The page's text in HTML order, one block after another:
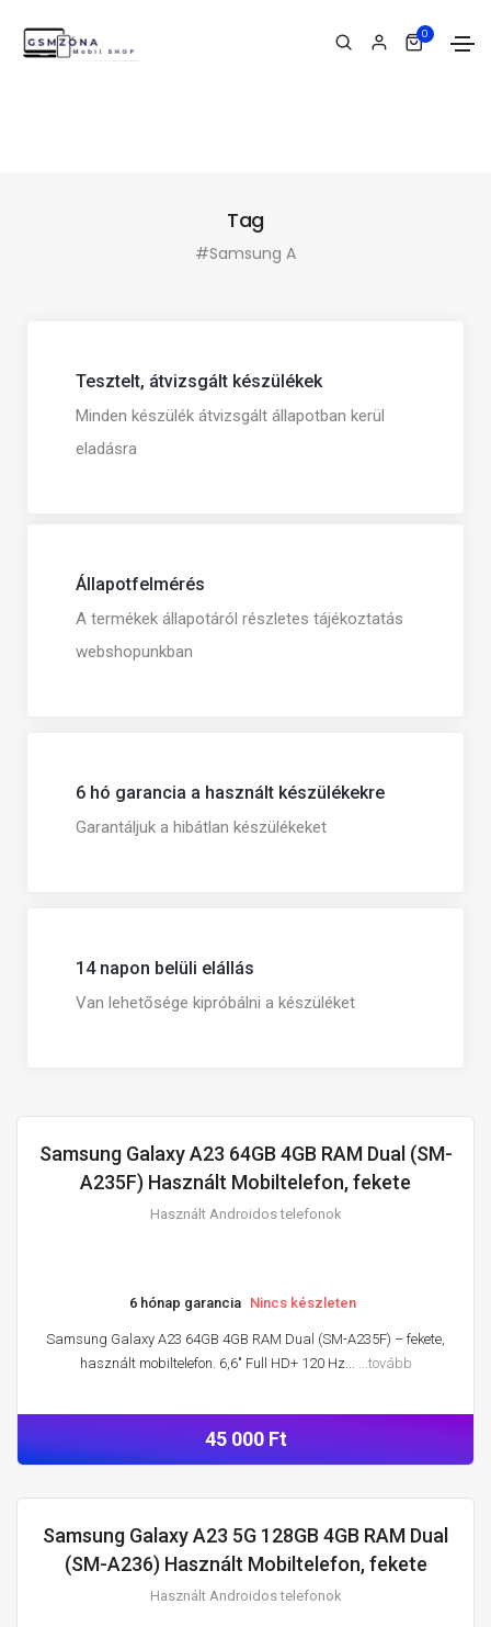
0
Tag
#Samsung A
Tesztelt, átvizsgált készülékek
Minden készülék átvizsgált állapotban kerül
eladásra
Állapotfelmérés
A termékek állapotáról részletes tájékoztatás
webshopunkban
6 hó garancia a használt készülékekre
Garantáljuk a hibátlan készülékeket
14 napon belüli elállás
Van lehetősége kipróbálni a készüléket
HASZNÁLT ANDROIDOS TELEFONOK
Samsung Galaxy A23 64GB 4GB RAM Dual (SM-
A235F) Használt Mobiltelefon, fekete
Használt Androidos telefonok
6 hónap garancia Nincs készleten
Samsung Galaxy A23 64GB 4GB RAM Dual (SM-A235F) – fekete,
használt mobiltelefon. 6,6″ Full HD+ 120 Hz... ...tovább
45 000 Ft
Samsung Galaxy A23 5G 128GB 4GB RAM Dual
(SM-A236) Használt Mobiltelefon, fekete
Használt Androidos telefonok